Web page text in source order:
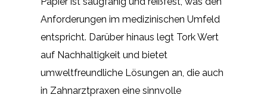
Anforderungen im medizinischen Umfeld
entspricht. Darüber hinaus legt Tork Wert
auf Nachhaltigkeit und bietet
umweltfreundliche Lösungen an, die auch
in Zahnarztpraxen eine sinnvolle